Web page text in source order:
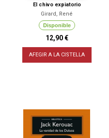
El chivo expiatorio
Girard, René
Disponible
12,90 €
AFEGIR A LA CISTELLA